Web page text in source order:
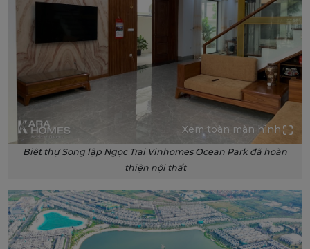
Xem toàn màn hình
Biệt thự Song lập Ngọc Trai Vinhomes Ocean Park đã hoàn
thiện nội thất